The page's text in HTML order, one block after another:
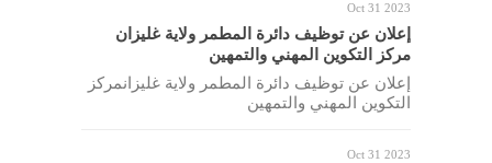
Oct 31 2023
إعلان عن توظيف دائرة المطمر ولاية غليزان
مركز التكوين المهني والتمهين
إعلان عن توظيف دائرة المطمر ولاية غليزانمركز
التكوين المهني والتمهين
Oct 31 2023